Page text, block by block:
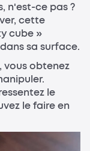
n'est-ce pas ?
cette
cube »
sa surface.
vous obtenez
le
le faire en